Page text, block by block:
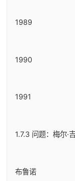
1989
1990
1991
1.7.3 问题：梅尔·
布鲁诺